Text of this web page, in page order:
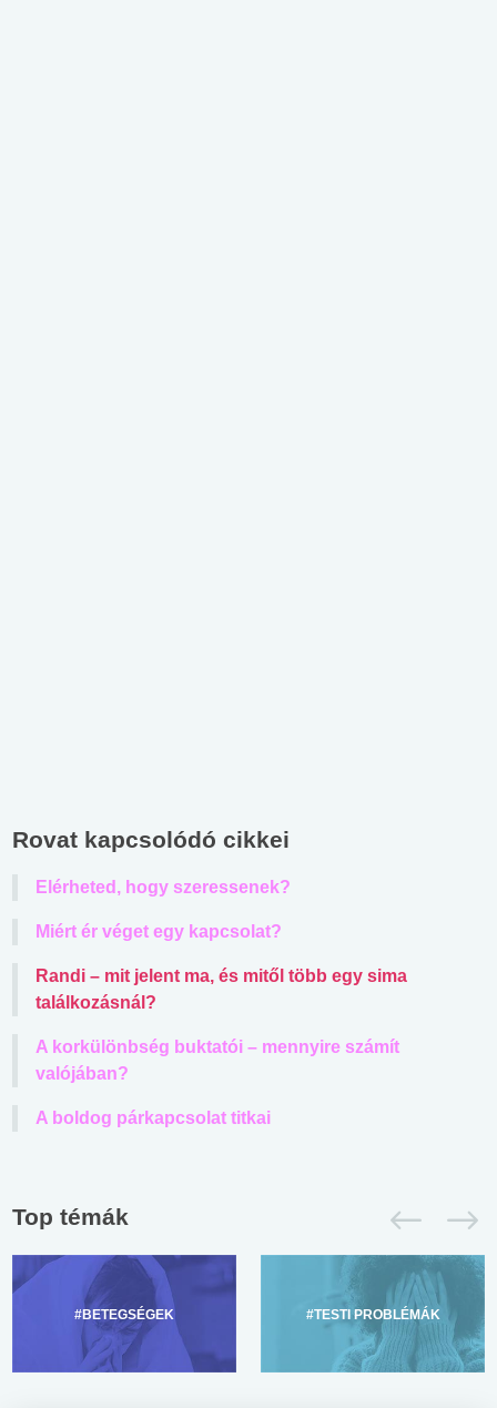
Rovat kapcsolódó cikkei
Elérheted, hogy szeressenek?
Miért ér véget egy kapcsolat?
Randi – mit jelent ma, és mitől több egy sima
találkozásnál?
A korkülönbség buktatói – mennyire számít
valójában?
A boldog párkapcsolat titkai
Top témák
#BETEGSÉGEK #TESTI PROBLÉMÁK